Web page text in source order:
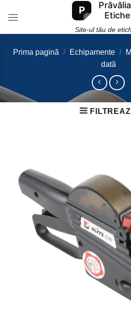
Site-ul tău de
Prima pagină / Echipamente /
dată